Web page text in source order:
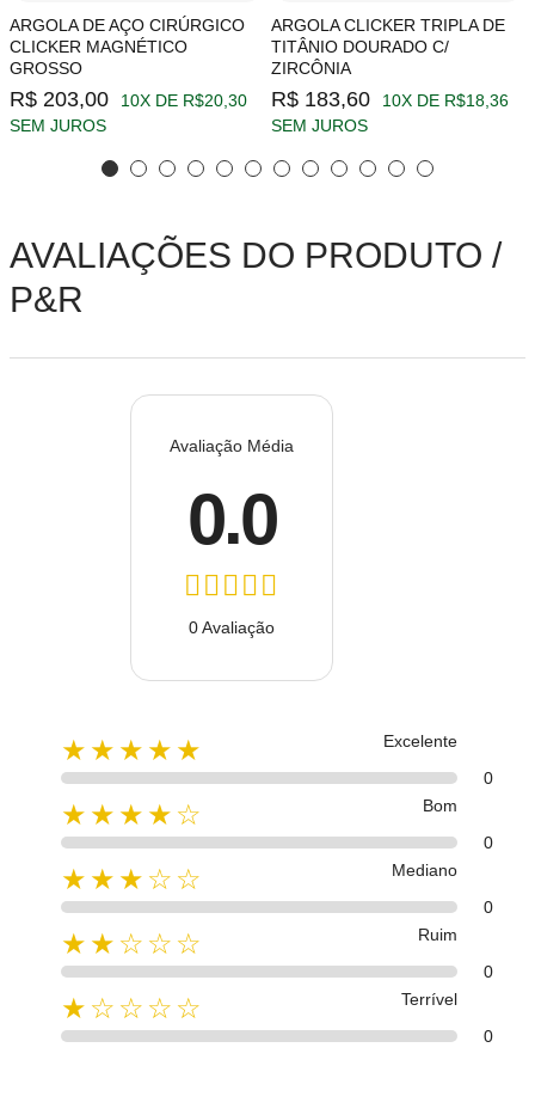
ARGOLA DE AÇO CIRÚRGICO
CLICKER MAGNÉTICO
GROSSO
R$ 203,00
10X DE R$20,30
SEM JUROS
ARGOLA CLICKER TRIPLA DE
TITÂNIO DOURADO C/
ZIRCÔNIA
R$ 183,60
10X DE R$18,36
SEM JUROS
AVALIAÇÕES DO PRODUTO /
P&R
Avaliação Média
0.0
0 Avaliação
★★★★★
Excelente
0
★★★★☆
Bom
0
★★★☆☆
Mediano
0
★★☆☆☆
Ruim
0
★☆☆☆☆
Terrível
0